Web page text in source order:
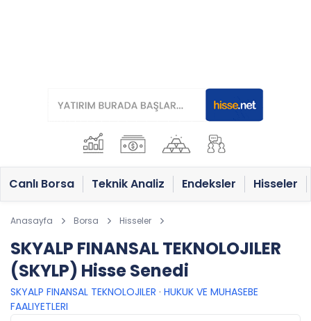
Canlı Borsa Teknik Analiz Endeksler Hisseler
Anasayfa Borsa Hisseler
SKYALP FINANSAL TEKNOLOJILER
(SKYLP) Hisse Senedi
SKYALP FINANSAL TEKNOLOJILER · HUKUK VE MUHASEBE
FAALIYETLERI